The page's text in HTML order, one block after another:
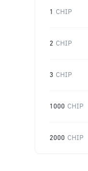
1 CHIP
2 CHIP
3 CHIP
1000 CHIP
2000 CHIP